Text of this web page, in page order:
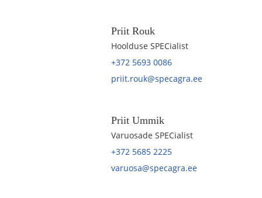
Priit Rouk
Hoolduse SPECialist
+372 5693 0086
priit.rouk@specagra.ee
Priit Ummik
Varuosade SPECialist
+372 5685 2225
varuosa@specagra.ee